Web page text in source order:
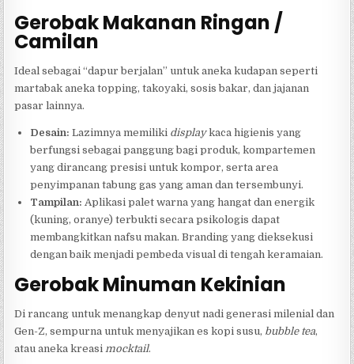
Gerobak Makanan Ringan /
Camilan
Ideal sebagai “dapur berjalan” untuk aneka kudapan seperti
martabak aneka topping, takoyaki, sosis bakar, dan jajanan
pasar lainnya.
Desain: Lazimnya memiliki displaykaca higienis yang
berfungsi sebagai panggung bagi produk, kompartemen
yang dirancang presisi untuk kompor, serta area
penyimpanan tabung gas yang aman dan tersembunyi.
Tampilan: Aplikasi palet warna yang hangat dan energik
(kuning, oranye) terbukti secara psikologis dapat
membangkitkan nafsu makan. Branding yang dieksekusi
dengan baik menjadi pembeda visual di tengah keramaian.
Gerobak Minuman Kekinian
Di rancang untuk menangkap denyut nadi generasi milenial dan
Gen-Z, sempurna untuk menyajikan es kopi susu, bubble tea,
atau aneka kreasimocktail.